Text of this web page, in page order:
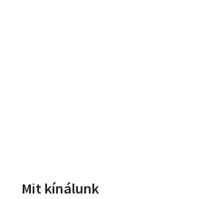
Mit kínálunk